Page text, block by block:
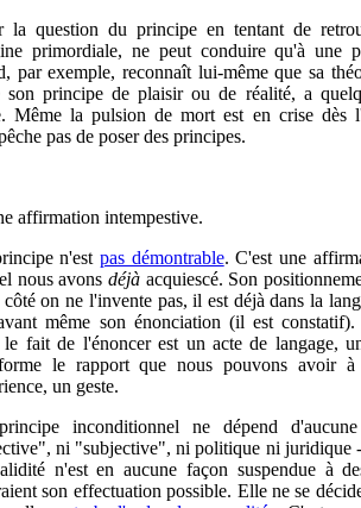
la question du principe en tentant de
primordiale, ne peut conduire qu'à une
par exemple, reconnaît lui-même que sa
son principe de plaisir ou de réalité, a
Même la pulsion de mort est en crise dès
pas de poser des principes.
affirmation intempestive.
n'est pas démontrable. C'est une
nous avons déjàacquiescé. Son
on ne l'invente pas, il est déjà dans la
même son énonciation (il est
le fait de l'énoncer est un acte de langage,
le rapport que nous pouvons avoir
un geste.
inconditionnel ne dépend
ni "subjective", ni politique ni juridique
n'est en aucune façon suspendue à
son effectuation possible. Elle ne se